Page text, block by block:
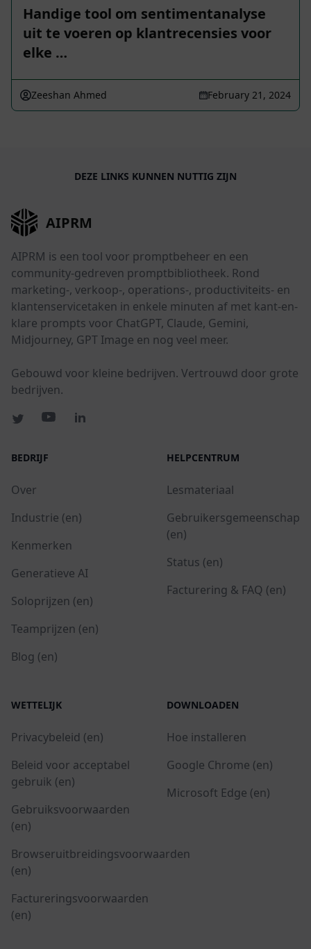
Handige tool om sentimentanalyse
uit te voeren op klantrecensies voor
elke …
Zeeshan Ahmed February 21, 2024
DEZE LINKS KUNNEN NUTTIG ZIJN
AIPRM
AIPRM is een tool voor promptbeheer en een
community-gedreven promptbibliotheek. Rond
marketing-, verkoop-, operations-, productiviteits- en
klantenservicetaken in enkele minuten af met kant-en-
klare prompts voor ChatGPT, Claude, Gemini,
Midjourney, GPT Image en nog veel meer.
Gebouwd voor kleine bedrijven. Vertrouwd door grote
bedrijven.
BEDRIJF
Over
Industrie (en)
Kenmerken
Generatieve AI
Soloprijzen (en)
Teamprijzen (en)
Blog (en)
HELPCENTRUM
Lesmateriaal
Gebruikersgemeenschap
(en)
Status (en)
Facturering & FAQ (en)
WETTELIJK
Privacybeleid (en)
Beleid voor acceptabel
gebruik (en)
Gebruiksvoorwaarden
(en)
Browseruitbreidingsvoorwaarden
(en)
Factureringsvoorwaarden
(en)
DOWNLOADEN
Hoe installeren
Google Chrome (en)
Microsoft Edge (en)